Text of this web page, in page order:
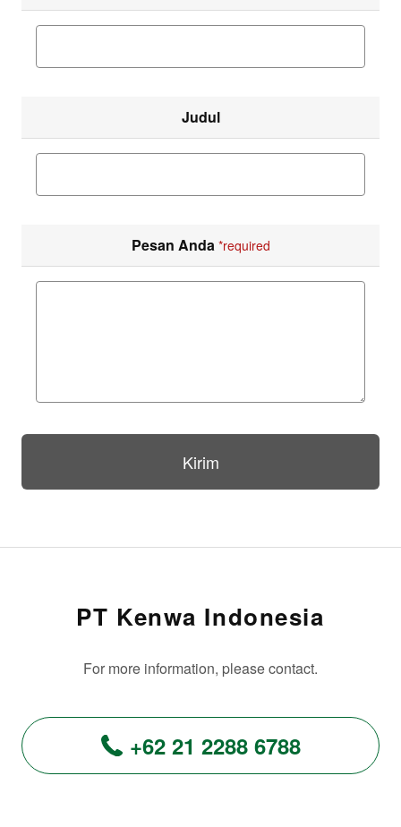
Judul
Pesan Anda *required
PT Kenwa Indonesia
For more information, please contact.
+62 21 2288 6788